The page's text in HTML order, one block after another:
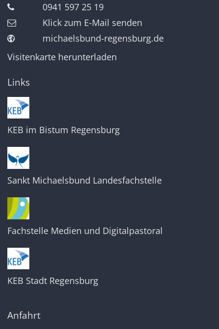
0941 597 25 19
Klick zum E-Mail senden
michaelsbund-regensburg.de
Visitenkarte herunterladen
Links
KEB im Bistum Regensburg
Sankt Michaelsbund Landesfachstelle
Fachstelle Medien und Digitalpastoral
KEB Stadt Regensburg
Anfahrt